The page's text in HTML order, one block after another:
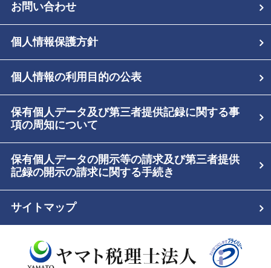
お問い合わせ
個人情報保護方針
個人情報の利用目的の公表
保有個人データ及び第三者提供記録に関する事
項の周知について
保有個人データの開示等の請求及び第三者提供
記録の開示の請求に関する手続き
サイトマップ